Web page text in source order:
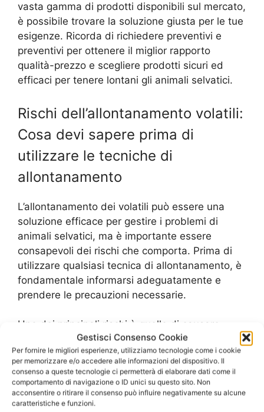
Gestisci Consenso Cookie
Per fornire le migliori esperienze, utilizziamo tecnologie come i cookie
per memorizzare e/o accedere alle informazioni del dispositivo. Il
consenso a queste tecnologie ci permetterà di elaborare dati come il
comportamento di navigazione o ID unici su questo sito. Non
acconsentire o ritirare il consenso può influire negativamente su alcune
caratteristiche e funzioni.
vasta gamma di prodotti disponibili sul mercato,
è possibile trovare la soluzione giusta per le tue
esigenze. Ricorda di richiedere preventivi e
preventivi per ottenere il miglior rapporto
qualità-prezzo e scegliere prodotti sicuri ed
efficaci per tenere lontani gli animali selvatici.
Rischi dell’allontanamento volatili:
Cosa devi sapere prima di
utilizzare le tecniche di
allontanamento
L’allontanamento dei volatili può essere una
soluzione efficace per gestire i problemi di
animali selvatici, ma è importante essere
consapevoli dei rischi che comporta. Prima di
utilizzare qualsiasi tecnica di allontanamento, è
fondamentale informarsi adeguatamente e
prendere le precauzioni necessarie.
Uno dei principali rischi è quello di causare
danni alla fauna selvatica. Se le tecniche di
allontanamento non vengono utilizzate
correttamente, possono causare stress e
persino la morte degli animali. Inoltre, alcune
specie di volatili sono protette dalla legge e